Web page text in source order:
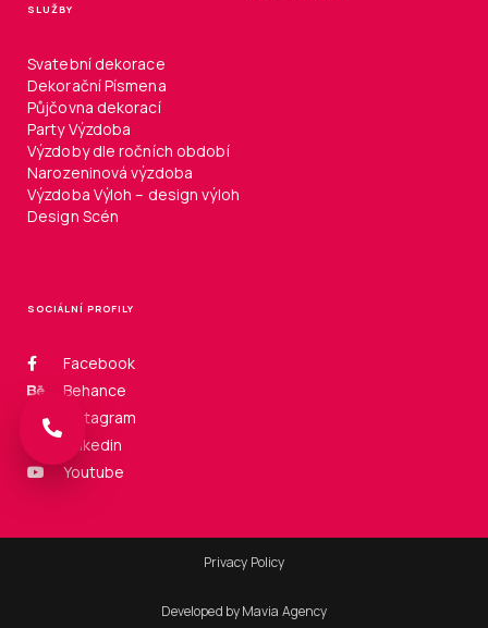
SLUŽBY
Svatební dekorace
Dekorační Písmena
Půjčovna dekorací
Party Výzdoba
Výzdoby dle ročních období
Narozeninová výzdoba
Výzdoba Výloh – design výloh
Design Scén
SOCIÁLNÍ PROFILY
Facebook
Behance
Instagram
Linkedin
Youtube
Privacy Policy
Developed by Mavia Agency